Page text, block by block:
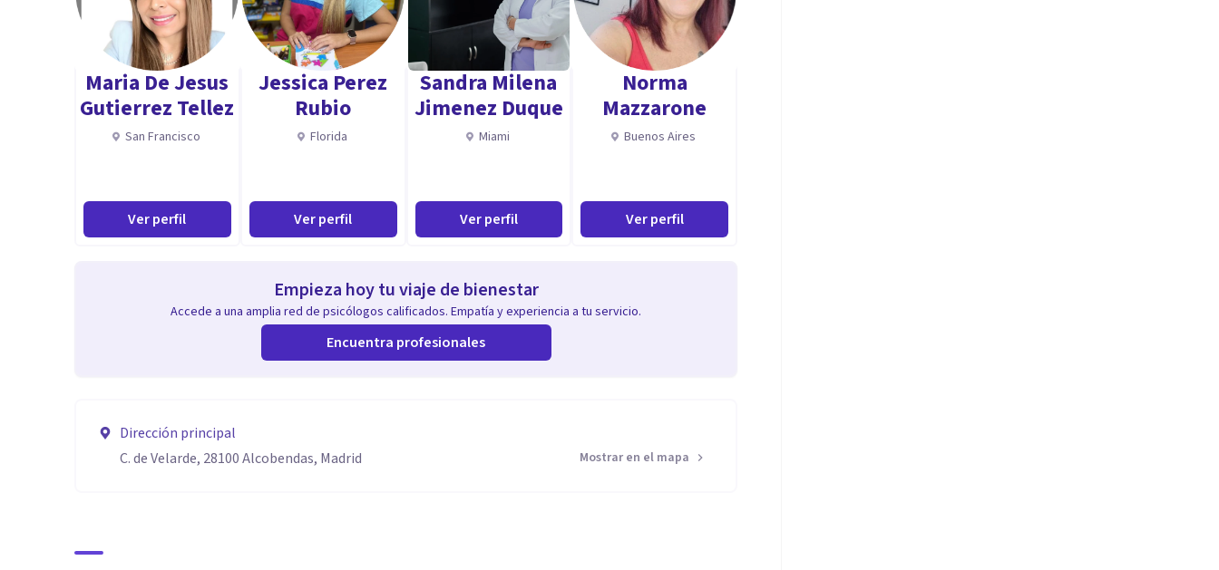
Maria De Jesus
Gutierrez Tellez
San Francisco
Ver perfil
Jessica Perez
Rubio
Florida
Ver perfil
Sandra Milena
Jimenez Duque
Miami
Ver perfil
Norma
Mazzarone
Buenos Aires
Ver perfil
Empieza hoy tu viaje de bienestar
Accede a una amplia red de psicólogos calificados. Empatía y experiencia a tu servicio.
Encuentra profesionales
Dirección principal
C. de Velarde, 28100 Alcobendas, Madrid
Mostrar en el mapa